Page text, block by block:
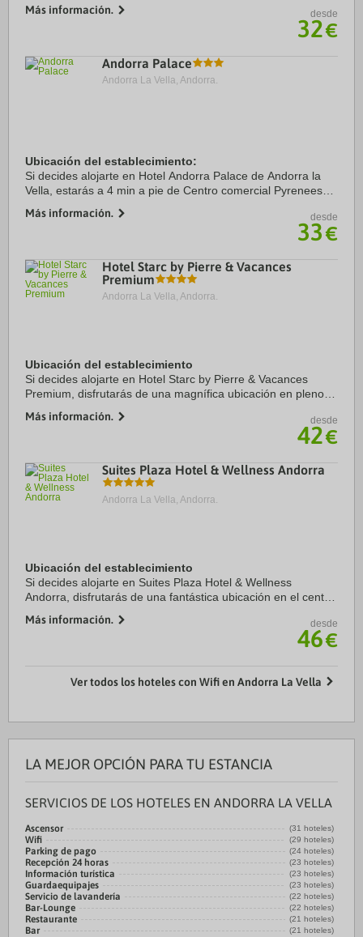
Además, este hotel para familias se ...
Más información. desde
32€
Andorra Palace
Andorra La Vella, Andorra.
Ubicación del establecimiento:
Si decides alojarte en Hotel Andorra Palace de Andorra la
Vella, estarás a 4 min a pie de Centro comercial Pyrenees
familias se encuentra a 15,5 km ...
Más información. desde
33€
Hotel Starc by Pierre & Vacances
Premium
Andorra La Vella, Andorra.
Ubicación del establecimiento
Si decides alojarte en Hotel Starc by Pierre & Vacances
Premium, disfrutarás de una magnífica ubicación en pleno
Caldea y Centro comercial ...
Más información. desde
42€
Suites Plaza Hotel & Wellness Andorra
Andorra La Vella, Andorra.
Ubicación del establecimiento
Si decides alojarte en Suites Plaza Hotel & Wellness
Andorra, disfrutarás de una fantástica ubicación en el centro
5 de Sant Esteve Church. ...
Más información. desde
46€
Ver todos los hoteles con Wifi en Andorra La Vella
LA MEJOR OPCIÓN PARA TU ESTANCIA
SERVICIOS DE LOS HOTELES EN ANDORRA LA VELLA
Ascensor (31 hoteles)
Wifi (29 hoteles)
Parking de pago (24 hoteles)
Recepción 24 horas (23 hoteles)
Información turística (23 hoteles)
Guardaequipajes (23 hoteles)
Servicio de lavandería (22 hoteles)
Bar-Lounge (22 hoteles)
Restaurante (21 hoteles)
Bar (21 hoteles)